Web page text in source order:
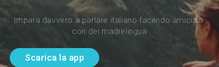
Impara davvero a parlare italiano facendo amicizia
con dei madrelingua
Scarica la app